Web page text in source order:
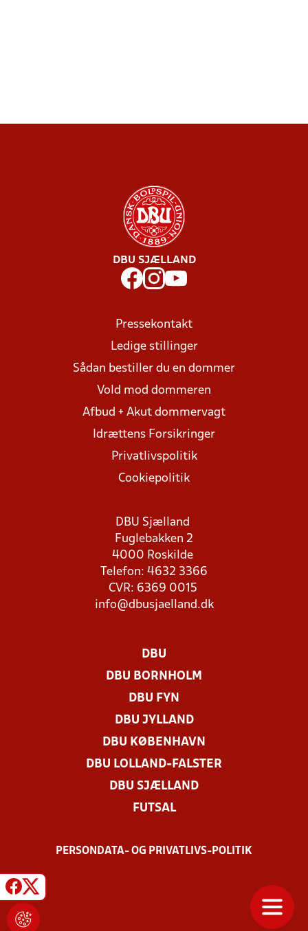
DBU SJÆLLAND
Pressekontakt
Ledige stillinger
Sådan bestiller du en dommer
Vold mod dommeren
Afbud + Akut dommervagt
Idrættens Forsikringer
Privatlivspolitik
Cookiepolitik
DBU Sjælland
Fuglebakken 2
4000 Roskilde
Telefon: 4632 3366
CVR: 6369 0015
info@dbusjaelland.dk
DBU
DBU BORNHOLM
DBU FYN
DBU JYLLAND
DBU KØBENHAVN
DBU LOLLAND-FALSTER
DBU SJÆLLAND
FUTSAL
PERSONDATA- OG PRIVATLIVS-POLITIK